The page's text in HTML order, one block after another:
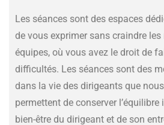
Les séances sont des espaces
de vous exprimer sans craindre
équipes, où vous avez le droit de
difficultés. Les séances sont des
dans la vie des dirigeants que
permettent de conserver
bien-être du dirigeant et de son